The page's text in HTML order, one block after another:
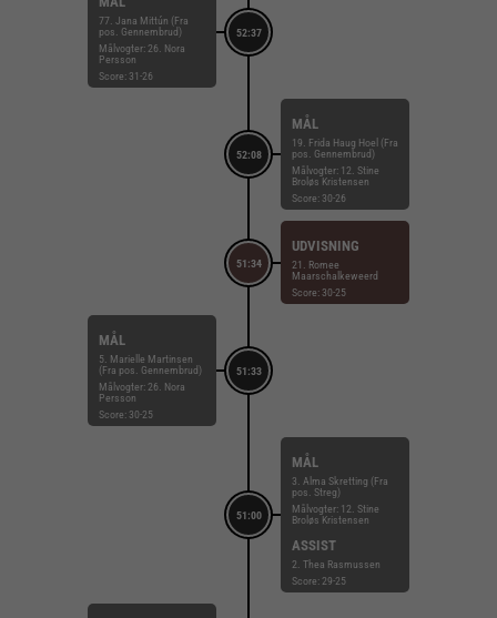
52:37
77. Jana Mittún (Fra
pos. Gennembrud)
Målvogter: 26. Nora
Persson
Score: 31-26
52:08
MÅL
19. Frida Haug Hoel (Fra
pos. Gennembrud)
Målvogter: 12. Stine
Broløs Kristensen
Score: 30-26
51:34
UDVISNING
21. Romee
Maarschalkeweerd
Score: 30-25
51:33
MÅL
5. Marielle Martinsen
(Fra pos. Gennembrud)
Målvogter: 26. Nora
Persson
Score: 30-25
51:00
MÅL
3. Alma Skretting (Fra
pos. Streg)
Målvogter: 12. Stine
Broløs Kristensen
ASSIST
2. Thea Rasmussen
Score: 29-25